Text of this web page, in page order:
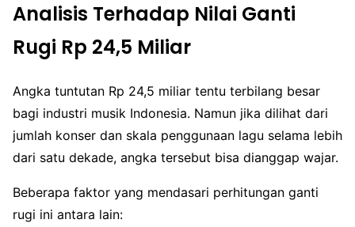
Analisis Terhadap Nilai Ganti
Rugi Rp 24,5 Miliar
Angka tuntutan Rp 24,5 miliar tentu terbilang besar
bagi industri musik Indonesia. Namun jika dilihat dari
jumlah konser dan skala penggunaan lagu selama lebih
dari satu dekade, angka tersebut bisa dianggap wajar.
Beberapa faktor yang mendasari perhitungan ganti
rugi ini antara lain: